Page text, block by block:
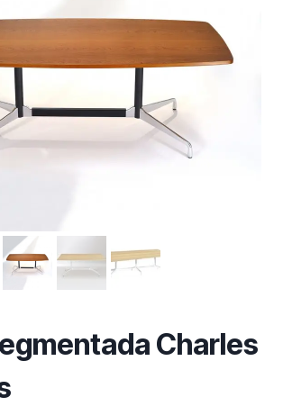
Charles